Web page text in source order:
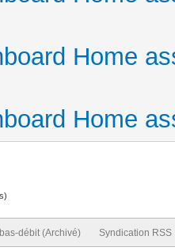
Home
Home
débit (Archivé) Syndication RSS